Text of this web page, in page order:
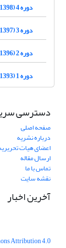
دوره 4 (1398)
دوره 3 (1397)
دوره 2 (1396)
دوره 1 (1393)
دسترسی
صفحه اصلی
درباره نشریه
اعضای هیات
ارسال مقاله
تماس با ما
نقشه سایت
آخرین اخبار
Attribution 4.0